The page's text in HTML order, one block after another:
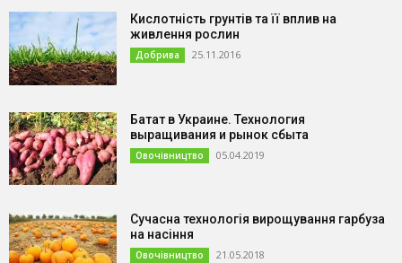
Кислотність грунтів та її вплив на
живлення рослин
Добрива 25.11.2016
Батат в Украине. Технология
выращивания и рынок сбыта
Овочівництво 05.04.2019
Сучасна технологія вирощування гарбуза
на насіння
Овочівництво 21.05.2018